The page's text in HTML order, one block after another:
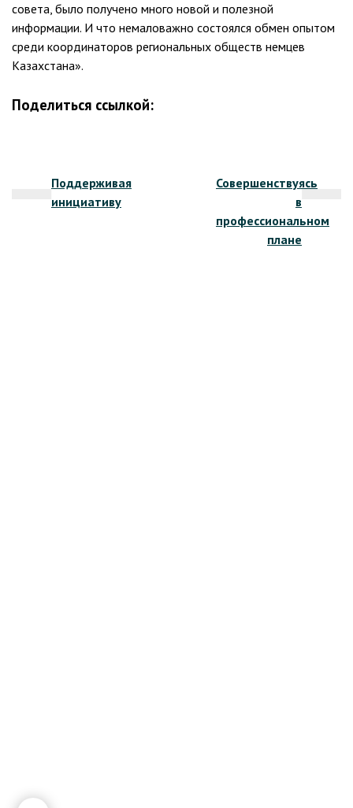
совета, было получено много новой и полезной
информации. И что немаловажно состоялся обмен опытом
среди координаторов региональных обществ немцев
Казахстана».
Поделиться ссылкой:
Поддерживая
инициативу
Совершенствуясь
в
профессиональном
плане